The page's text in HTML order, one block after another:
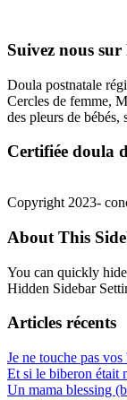
Suivez nous sur
Doula postnatale
Cercles de femme,
des pleurs de bébés,
Certifiée doula
Copyright 2023-
About This
You can quickly
Hidden Sidebar
Articles récents
Je ne touche pas
Et si le biberon était
Un mama blessing